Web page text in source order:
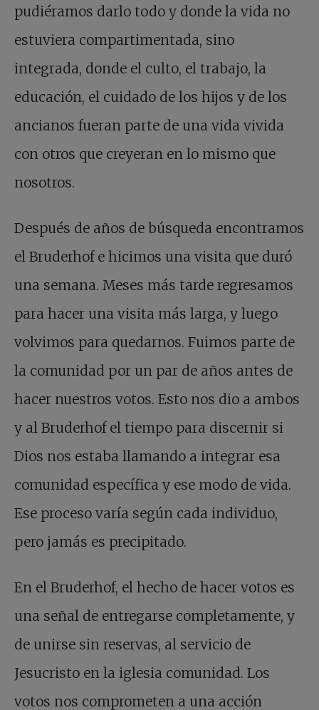
pudiéramos darlo todo y donde la vida no
estuviera compartimentada, sino
integrada, donde el culto, el trabajo, la
educación, el cuidado de los hijos y de los
ancianos fueran parte de una vida vivida
con otros que creyeran en lo mismo que
nosotros.
Después de años de búsqueda encontramos
el Bruderhof e hicimos una visita que duró
una semana. Meses más tarde regresamos
para hacer una visita más larga, y luego
volvimos para quedarnos. Fuimos parte de
la comunidad por un par de años antes de
hacer nuestros votos. Esto nos dio a ambos
y al Bruderhof el tiempo para discernir si
Dios nos estaba llamando a integrar esa
comunidad específica y ese modo de vida.
Ese proceso varía según cada individuo,
pero jamás es precipitado.
En el Bruderhof, el hecho de hacer votos es
una señal de entregarse completamente, y
de unirse sin reservas, al servicio de
Jesucristo en la iglesia comunidad. Los
votos nos comprometen a una acción